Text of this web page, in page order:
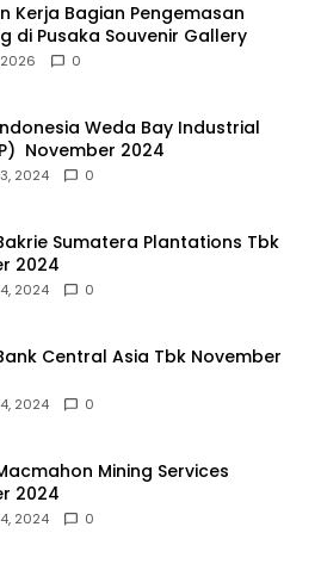
Kerja Bagian Pengemasan
di Pusaka Souvenir Gallery
0
Weda Bay Industrial
November 2024
2024 0
Sumatera Plantations Tbk
2024
2024 0
Central Asia Tbk November
2024 0
Mining Services
2024
2024 0